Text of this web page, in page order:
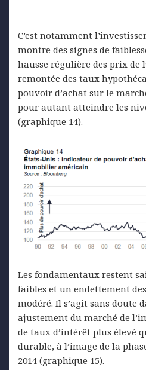
C’est notamment
montre des signes de
hausse régulière des prix de
remontée des taux
pouvoir d’achat sur le
pour autant atteindre les
(graphique 14).
Les fondamentaux restent
faibles et un endettement
modéré. Il s’agit sans doute
ajustement du marché de
de taux d’intérêt plus élevé
durable, à l’image de la
2014 (graphique 15).